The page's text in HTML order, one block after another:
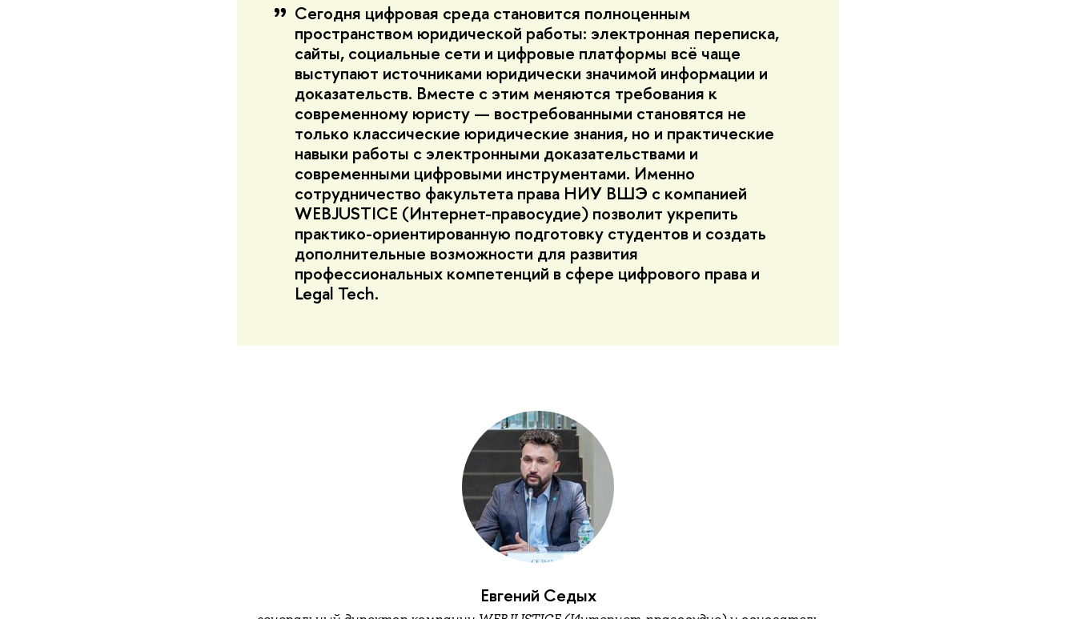
Сегодня цифровая среда становится полноценным
пространством юридической работы: электронная переписка,
сайты, социальные сети и цифровые платформы всё чаще
выступают источниками юридически значимой информации и
доказательств. Вместе с этим меняются требования к
современному юристу — востребованными становятся не
только классические юридические знания, но и практические
навыки работы с электронными доказательствами и
современными цифровыми инструментами. Именно
сотрудничество факультета права НИУ ВШЭ с компанией
WEBJUSTICE (Интернет-правосудие) позволит укрепить
практико-ориентированную подготовку студентов и создать
дополнительные возможности для развития
профессиональных компетенций в сфере цифрового права и
Legal Tech.
Евгений Седых